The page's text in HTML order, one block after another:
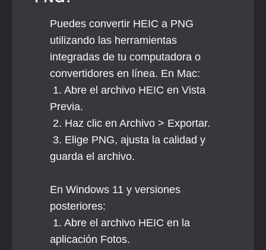
Puedes convertir HEIC a PNG
utilizando las herramientas
integradas de tu computadora o
convertidores en línea. En Mac:
Previa.
2. Haz clic en Archivo > Exportar.
guarda el archivo.
En Windows 11 y versiones
posteriores:
aplicación Fotos.